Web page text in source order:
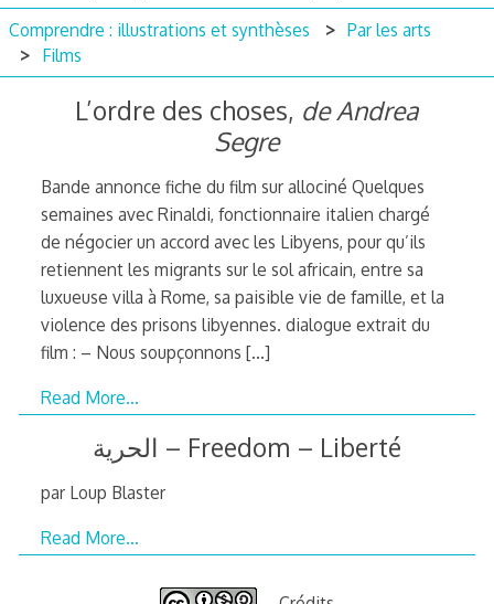
Comprendre : illustrations et synthèses
Par les arts
Films
L’ordre des choses, de Andrea
Segre
Bande annonce fiche du film sur allociné Quelques
semaines avec Rinaldi, fonctionnaire italien chargé
de négocier un accord avec les Libyens, pour qu’ils
retiennent les migrants sur le sol africain, entre sa
luxueuse villa à Rome, sa paisible vie de famille, et la
violence des prisons libyennes. dialogue extrait du
film : – Nous soupçonnons […]
Read More…
الحریة – Freedom – Liberté
par Loup Blaster
Read More…